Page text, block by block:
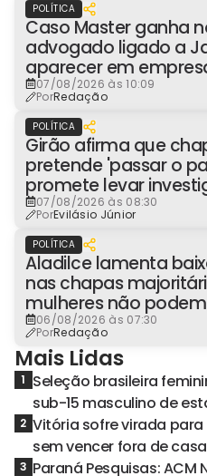
POLÍTICA
Caso Master ganha
advogado ligado a
aparecer em
07/08/2026 às 10:09
PorRedação
POLÍTICA
Girão afirma que
pretende 'passar o
promete levar
Master à Presidência
07/08/2026 às 08:30
PorEvilásio Júnior
POLÍTICA
Aladilce lamenta
nas chapas
mulheres não
espaços de poder
06/08/2026 às 07:30
PorRedação
Mais Lidas
1 Seleção brasileira
sub-15 masculino de
2 Vitória sofre virada
sem vencer fora de
3 Paraná Pesquisas: ACM